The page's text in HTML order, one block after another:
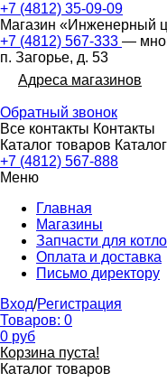
+7 (4812) 35-09-09
Магазин «Инженерный
+7 (4812) 567-333 —
п. Загорье, д. 53
Адреса магазинов
Обратный звонок
Все контакты Контакты
Каталог товаров Каталог
+7 (4812) 567-888
Меню
Главная
Магазины
Запчасти для
Оплата и доставка
Письмо директору
Вход/Регистрация
Товаров: 0
0 руб
Корзина пуста!
Каталог товаров